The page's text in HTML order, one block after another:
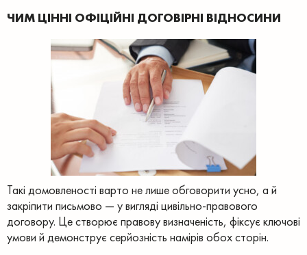
ЧИМ ЦІННІ ОФІЦІЙНІ ДОГОВІРНІ ВІДНОСИНИ
Такі домовленості варто не лише обговорити усно, а й
закріпити письмово — у вигляді цивільно-правового
договору. Це створює правову визначеність, фіксує ключові
умови й демонструє серйозність намірів обох сторін.